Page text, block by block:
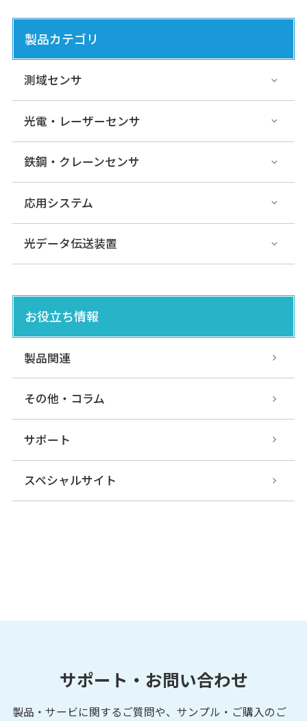
製品カテゴリ
測域センサ
光電・レーザーセンサ
鉄鋼・クレーンセンサ
応用システム
光データ伝送装置
お役立ち情報
製品関連
その他・コラム
サポート
スペシャルサイト
サポート・お問い合わせ
製品・サービに関するご質問や、サンプル・ご購入の ご